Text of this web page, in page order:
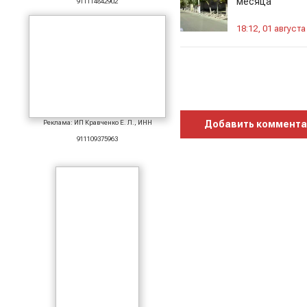
Реклама: ИП Кравченко Е. Л., ИНН
911109375963
18:12, 01 августа
Добавить